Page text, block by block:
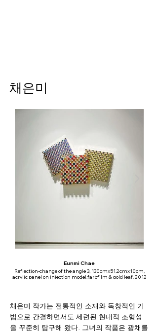
채은미
Eunmi Chae
Reflection-change of the angle 3, 130cmx51.2cmx10cm,
acrylic panel on injection model,farbfilm & gold leaf, 2012
채은미 작가는 전통적인 소재와 독창적인 기
법으로 간결하면서도 세련된 현대적 조형성
을 꾸준히 탐구해 왔다. 그녀의 작품은 광채를